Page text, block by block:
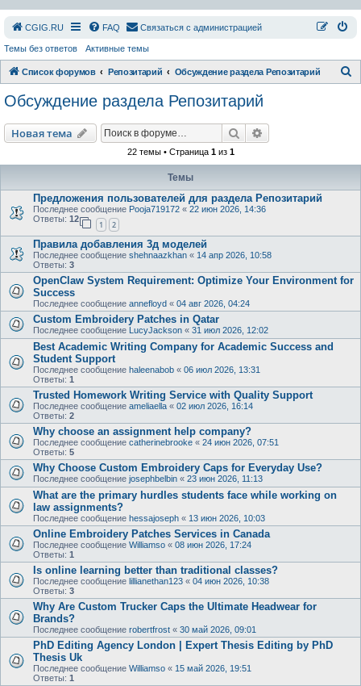
СGIG.RU FAQ Связаться с администрацией
Темы без ответов Активные темы
Список форумов Репозитарий Обсуждение раздела Репозитарий
Обсуждение раздела Репозитарий
Новая тема Поиск
22 темы • Страница 1из 1
Темы
Предложения пользователей для раздела Репозитарий
Последнее сообщение Pooja719172 « 22 июн 2026, 14:36
Ответы: 12
1 2
Правила добавления 3д моделей
Последнее сообщение shehnaazkhan « 14 апр 2026, 10:58
Ответы: 3
OpenClaw System Requirement: Optimize Your Environment for
Success
Последнее сообщение annefloyd « 04 авг 2026, 04:24
Custom Embroidery Patches in Qatar
Последнее сообщение LucyJackson « 31 июл 2026, 12:02
Best Academic Writing Company for Academic Success and
Student Support
Последнее сообщение haleenabob « 06 июл 2026, 13:31
Ответы: 1
Trusted Homework Writing Service with Quality Support
Последнее сообщение ameliaella « 02 июл 2026, 16:14
Ответы: 2
Why choose an assignment help company?
Последнее сообщение catherinebrooke « 24 июн 2026, 07:51
Ответы: 5
Why Choose Custom Embroidery Caps for Everyday Use?
Последнее сообщение josephbelbin « 23 июн 2026, 11:13
What are the primary hurdles students face while working on
law assignments?
Последнее сообщение hessajoseph « 13 июн 2026, 10:03
Online Embroidery Patches Services in Canada
Последнее сообщение Williamso « 08 июн 2026, 17:24
Ответы: 1
Is online learning better than traditional classes?
Последнее сообщение lillianethan123 « 04 июн 2026, 10:38
Ответы: 3
Why Are Custom Trucker Caps the Ultimate Headwear for
Brands?
Последнее сообщение robertfrost « 30 май 2026, 09:01
PhD Editing Agency London | Expert Thesis Editing by PhD
Thesis Uk
Последнее сообщение Williamso « 15 май 2026, 19:51
Ответы: 1